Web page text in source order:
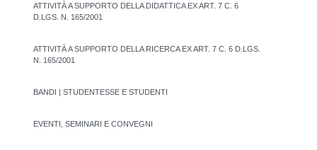
ATTIVITÀ A SUPPORTO DELLA DIDATTICA EX ART. 7 C. 6
D.LGS. N. 165/2001
ATTIVITÀ A SUPPORTO DELLA RICERCA EX ART. 7 C. 6 D.LGS.
N. 165/2001
BANDI | STUDENTESSE E STUDENTI
EVENTI, SEMINARI E CONVEGNI